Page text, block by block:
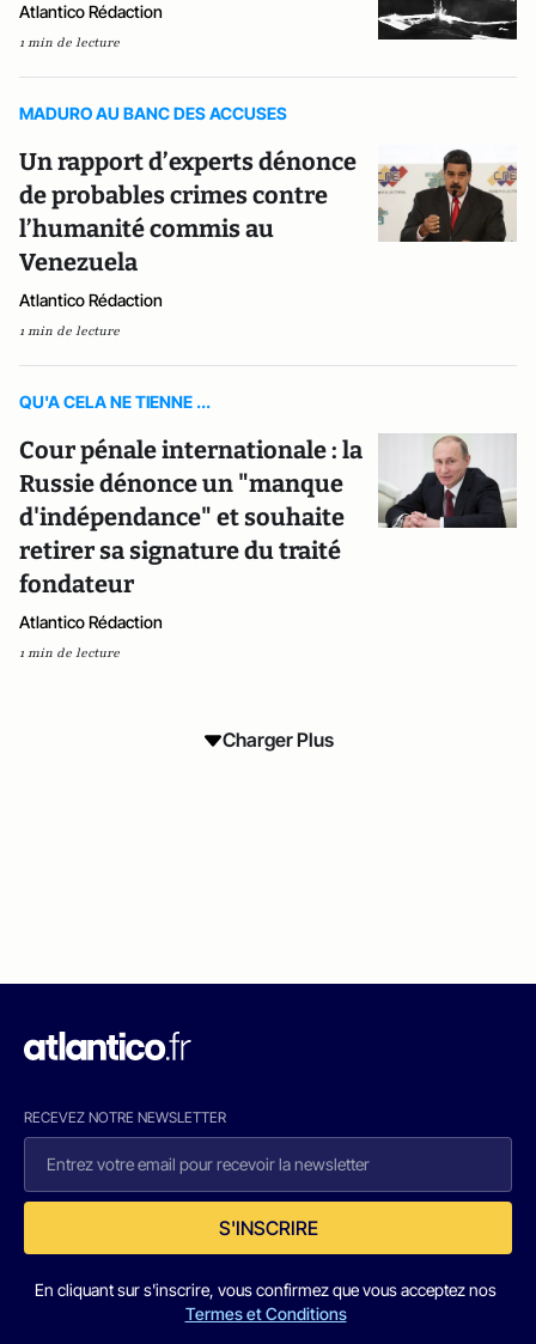
Atlantico Rédaction
1 min de lecture
MADURO AU BANC DES ACCUSES
Un rapport d’experts dénonce
de probables crimes contre
l’humanité commis au
Venezuela
Atlantico Rédaction
1 min de lecture
QU'A CELA NE TIENNE ...
Cour pénale internationale : la
Russie dénonce un "manque
d'indépendance" et souhaite
retirer sa signature du traité
fondateur
Atlantico Rédaction
1 min de lecture
Charger Plus
RECEVEZ NOTRE NEWSLETTER
S'INSCRIRE
En cliquant sur s'inscrire, vous confirmez que vous acceptez nos
Termes et Conditions